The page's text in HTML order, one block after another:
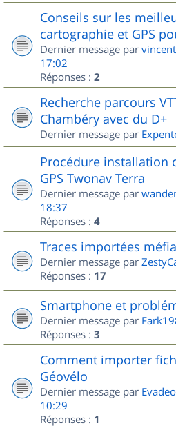
Conseils sur les
cartographie et GPS
Dernier message par
17:02
Réponses : 2
Recherche parcours
Chambéry avec du D+
Dernier message par
Procédure installation
GPS Twonav Terra
Dernier message par
18:37
Réponses : 4
Traces importées
Dernier message par
Réponses : 17
Smartphone et
Dernier message par
Réponses : 3
Comment importer
Géovélo
Dernier message par
10:29
Réponses : 1